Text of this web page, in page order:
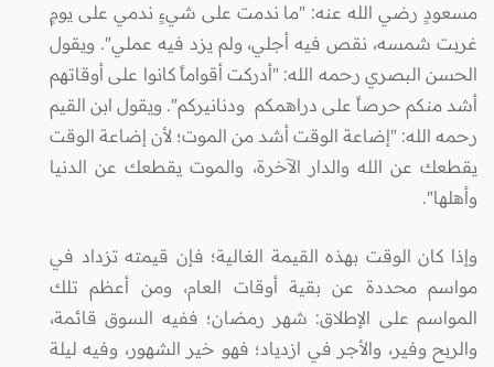
مسعودٍ رضي الله عنه: "ما ندمت على شيءٍ ندمي على يومٍ
غربت شمسه، نقص فيه أجلي، ولم يزد فيه عملي". ويقول
الحسن البصري رحمه الله: "أدركت أقواماً كانوا على أوقاتهم
أشد منكم حرصاً على دراهمكم ودنانيركم". ويقول ابن القيم
رحمه الله: "إضاعة الوقت أشد من الموت؛ لأن إضاعة الوقت
يقطعك عن الله والدار الآخرة، والموت يقطعك عن الدنيا
وأهلها".
وإذا كان الوقت بهذه القيمة الغالية؛ فإن قيمته تزداد في
مواسم محددة عن بقية أوقات العام، ومن أعظم تلك
المواسم على الإطلاق: شهر رمضان؛ ففيه السوق قائمة،
والربح وفير، والأجر في ازدياد؛ فهو خير الشهور، وفيه ليلة